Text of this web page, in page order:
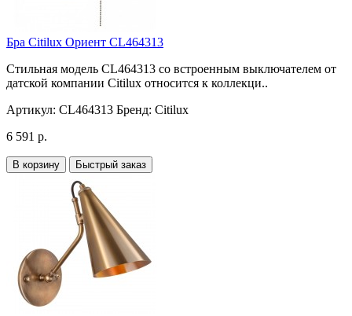
Бра Citilux Ориент CL464313
Стильная модель CL464313 со встроенным выключателем от
датской компании Citilux относится к коллекци..
Артикул: CL464313 Бренд: Citilux
6 591 р.
В корзину Быстрый заказ